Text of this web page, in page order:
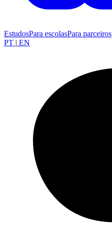
EstudosPara escolasPara parceiros
PT | EN